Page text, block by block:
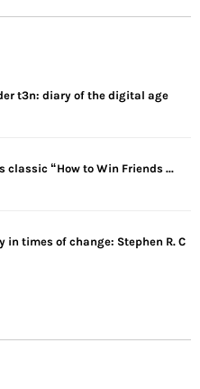
t3n: diary of the digital age
classic “How to Win Friends ...
times of change: Stephen R. C